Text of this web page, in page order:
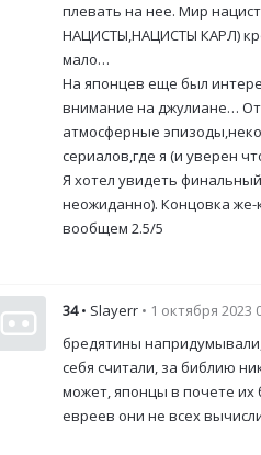
плевать на нее. Мир
НАЦИСТЫ,НАЦИСТЫ КАРЛ)
мало…
На японцев еще был
внимание на джулиане…
атмосферные
сериалов,где я (и уверен
Я хотел увидеть
неожиданно). Концовка
вообщем 2.5/5
34 • Slayerr • 1 октября 2023
бредятины
себя считали, за библию
может, японцы в почете их
евреев они не всех